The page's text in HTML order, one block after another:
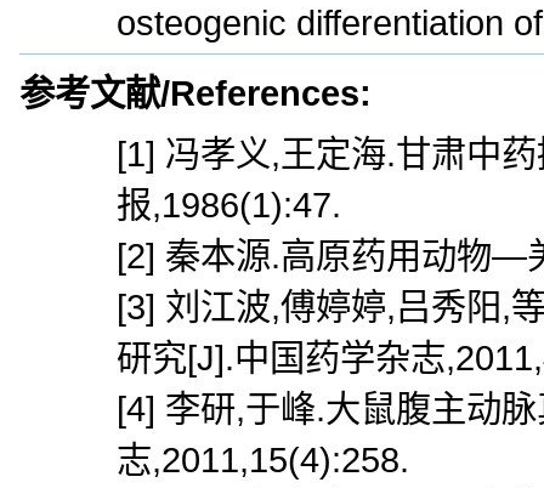
osteogenic differentiation
参考文献/References:
[1] 冯孝义,王定海.甘肃中
报,1986(1):47.
[2] 秦本源.高原药用动物—
[3] 刘江波,傅婷婷,吕秀阳,
研究[J].中国药学杂志
[4] 李研,于峰.大鼠腹主动
志,2011,15(4):258.